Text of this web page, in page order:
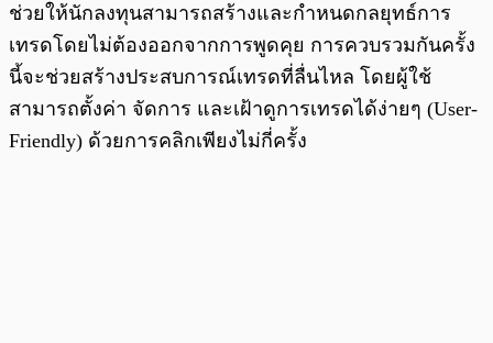
ช่วยให้นักลงทุนสามารถสร้างและกำหนดกลยุทธ์การ
เทรดโดยไม่ต้องออกจากการพูดคุย การควบรวมกันครั้ง
นี้จะช่วยสร้างประสบการณ์เทรดที่ลื่นไหล โดยผู้ใช้
สามารถตั้งค่า จัดการ และเฝ้าดูการเทรดได้ง่ายๆ (User-
Friendly) ด้วยการคลิกเพียงไม่กี่ครั้ง